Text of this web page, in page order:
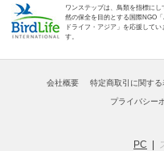
ワンステップは、鳥類を指標にし
然の保全を目的とする国際NGO
ドライフ・アジア」を応援してい
す。
会社概要 特定商取引に関する
プライバシー
PC